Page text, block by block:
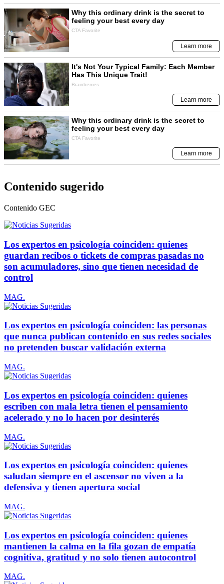
Contenido sugerido
Contenido GEC
Los expertos en psicología coinciden: quienes
guardan recibos o tickets de compras pasadas no
son acumuladores, sino que tienen necesidad de
control
MAG.
Los expertos en psicología coinciden: las personas
que nunca publican contenido en sus redes sociales
no pretenden buscar validación externa
MAG.
Los expertos en psicología coinciden: quienes
escriben con mala letra tienen el pensamiento
acelerado y no lo hacen por desinterés
MAG.
Los expertos en psicología coinciden: quienes
saludan siempre en el ascensor no viven a la
defensiva y tienen apertura social
MAG.
Los expertos en psicología coinciden: quienes
mantienen la calma en la fila gozan de empatía
cognitiva, gratitud y no solo tienen autocontrol
MAG.